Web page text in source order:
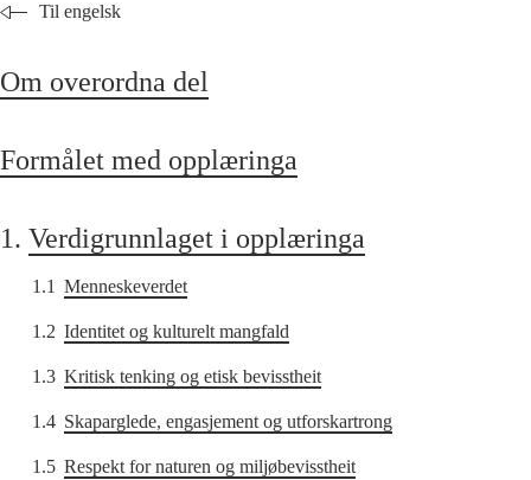
Til engelsk
Om overordna del
Formålet med opplæringa
1. Verdigrunnlaget i opplæringa
1.1 Menneskeverdet
1.2 Identitet og kulturelt mangfald
1.3 Kritisk tenking og etisk bevisstheit
1.4 Skaparglede, engasjement og utforskartrong
1.5 Respekt for naturen og miljøbevisstheit